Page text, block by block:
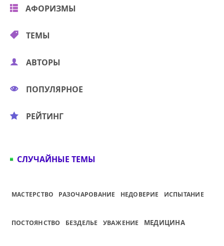
АФОРИЗМЫ
ТЕМЫ
АВТОРЫ
ПОПУЛЯРНОЕ
РЕЙТИНГ
СЛУЧАЙНЫЕ ТЕМЫ
МАСТЕРСТВО РАЗОЧАРОВАНИЕ НЕДОВЕРИЕ ИСПЫТАНИЕ
ПОСТОЯНСТВО БЕЗДЕЛЬЕ УВАЖЕНИЕ МЕДИЦИНА